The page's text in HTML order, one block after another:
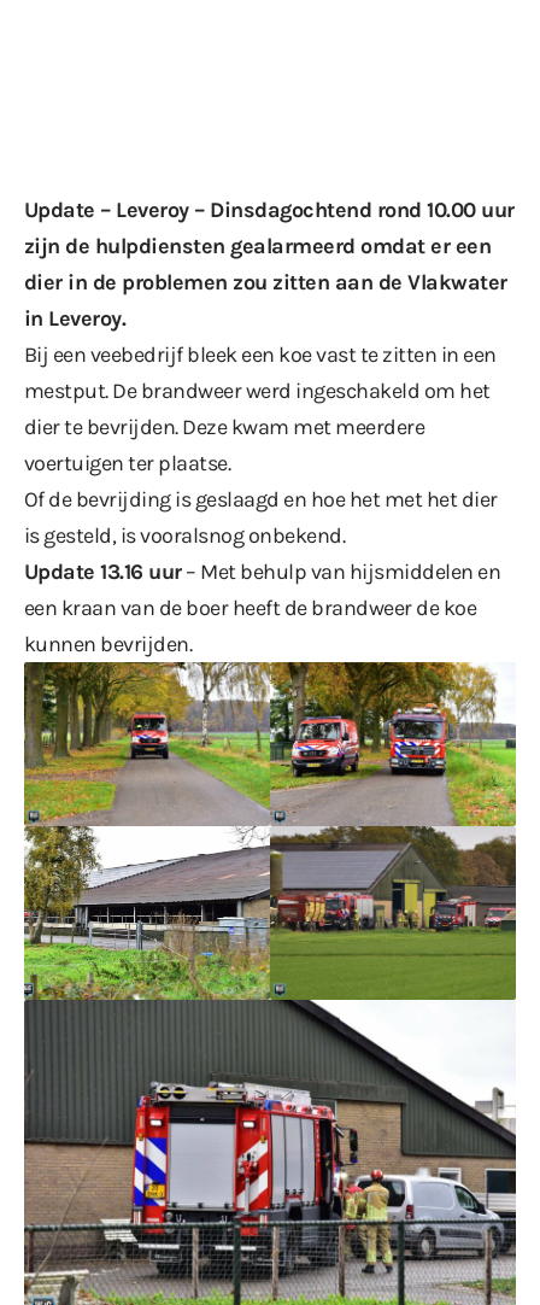
Update – Leveroy – Dinsdagochtend rond 10.00 uur
zijn de hulpdiensten gealarmeerd omdat er een
dier in de problemen zou zitten aan de Vlakwater
in Leveroy.
Bij een veebedrijf bleek een koe vast te zitten in een
mestput. De brandweer werd ingeschakeld om het
dier te bevrijden. Deze kwam met meerdere
voertuigen ter plaatse.
Of de bevrijding is geslaagd en hoe het met het dier
is gesteld, is vooralsnog onbekend.
Update 13.16 uur– Met behulp van hijsmiddelen en
een kraan van de boer heeft de brandweer de koe
kunnen bevrijden.